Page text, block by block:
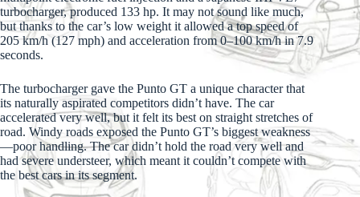
turbocharger, produced 133 hp. It may not sound like much,
but thanks to the car’s low weight it allowed a top speed of
205 km/h (127 mph) and acceleration from 0–100 km/h in 7.9
seconds.
The turbocharger gave the Punto GT a unique character that
its naturally aspirated competitors didn’t have. The car
accelerated very well, but it felt its best on straight stretches of
road. Windy roads exposed the Punto GT’s biggest weakness
—poor handling. The car didn’t hold the road very well and
had severe understeer, which meant it couldn’t compete with
the best cars in its segment.